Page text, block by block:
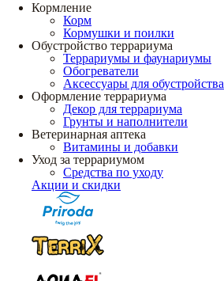
Кормление
Корм
Кормушки и поилки
Обустройство террариума
Террариумы и фаунариумы
Обогреватели
Аксессуары для обустройства
Оформление террариума
Декор для террариума
Грунты и наполнители
Ветеринарная аптека
Витамины и добавки
Уход за террариумом
Средства по уходу
Акции и скидки